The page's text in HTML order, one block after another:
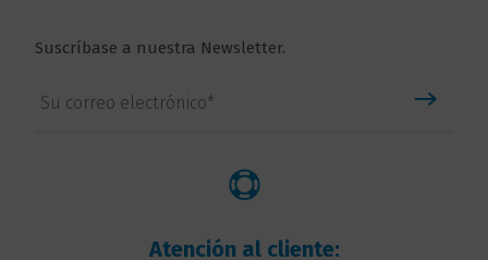
Suscríbase a nuestra Newsletter.
Atención al cliente: